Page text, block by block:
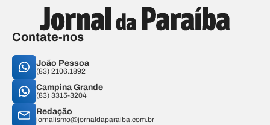
Contate-nos
João Pessoa
(83) 2106.1892
Campina Grande
(83) 3315-3204
Redação
jornalismo@jornaldaparaiba.com.br